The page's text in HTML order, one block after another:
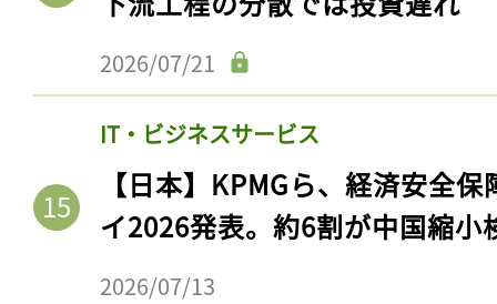
2026/07/21
IT・ビジネスサービス
【日本】KPMGら、経済安全
イ2026発表。約6割が中国縮小
2026/07/13